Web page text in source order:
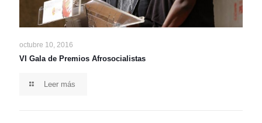
octubre 10, 2016
VI Gala de Premios Afrosocialistas
Leer más